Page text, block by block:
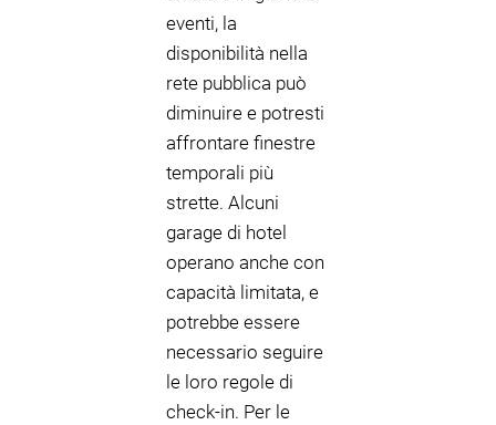
eventi, la
disponibilità nella
rete pubblica può
diminuire e potresti
affrontare finestre
temporali più
strette. Alcuni
garage di hotel
operano anche con
capacità limitata, e
potrebbe essere
necessario seguire
le loro regole di
check-in. Per le